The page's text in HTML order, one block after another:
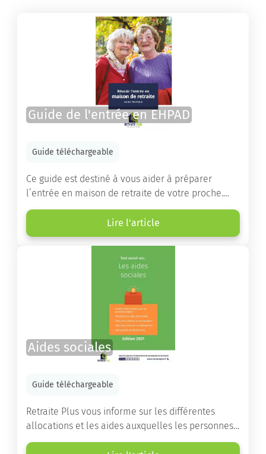
Guide de l'entrée en EHPAD
Guide téléchargeable
Ce guide est destiné à vous aider à préparer
l’entrée en maison de retraite de votre proche.
Vous y trouverez un panorama des différents types
d’établissements ainsi que des conseils pratiques
destinés à orienter les familles et à leur faciliter
Lire l'article
Aides sociales
Guide téléchargeable
Retraite Plus vous informe sur les différentes
allocations et les aides auxquelles les personnes
âgées ont droit pour financer un séjour en maison